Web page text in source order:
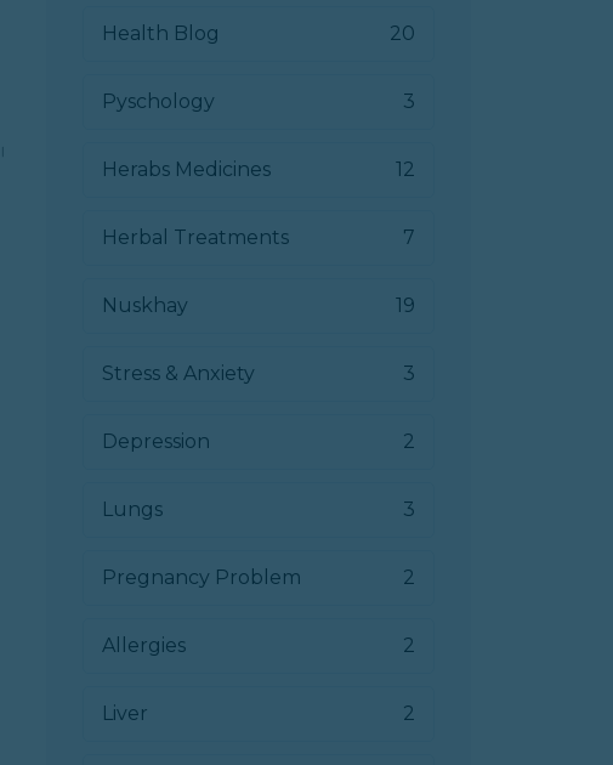
Health Blog 20
Pyschology 3
Herabs Medicines 12
Herbal Treatments 7
Nuskhay 19
Stress & Anxiety 3
Depression 2
Lungs 3
Pregnancy Problem 2
Allergies 2
Liver 2